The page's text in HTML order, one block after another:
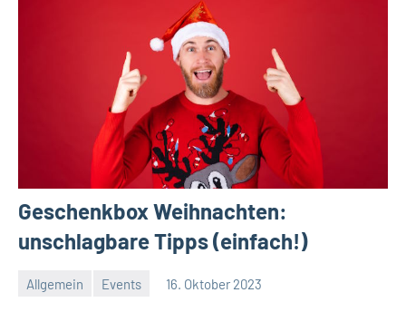
Geschenkbox Weihnachten:
unschlagbare Tipps (einfach!)
Allgemein Events 16. Oktober 2023
Redaktion
Keine